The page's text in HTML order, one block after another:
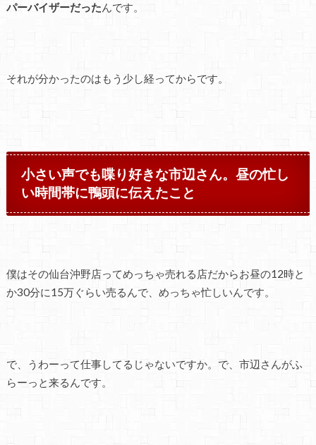
パーバイザーだったんです。
それが分かったのはもう少し経ってからです。
小さい声でも喋り好きな市辺さん。昼の忙し
い時間帯に鴨頭に伝えたこと
僕はその仙台沖野店ってめっちゃ売れる店だからお昼の12時と
か30分に15万ぐらい売るんで、めっちゃ忙しいんです。
で、うわーって仕事してるじゃないですか。で、市辺さんがふ
らーっと来るんです。